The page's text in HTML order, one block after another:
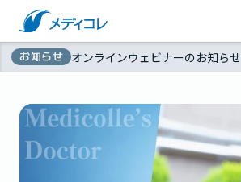
お知らせ オンラインウェビナーのお知らせ
お問い合わせ
無
料 資料ダウンロード